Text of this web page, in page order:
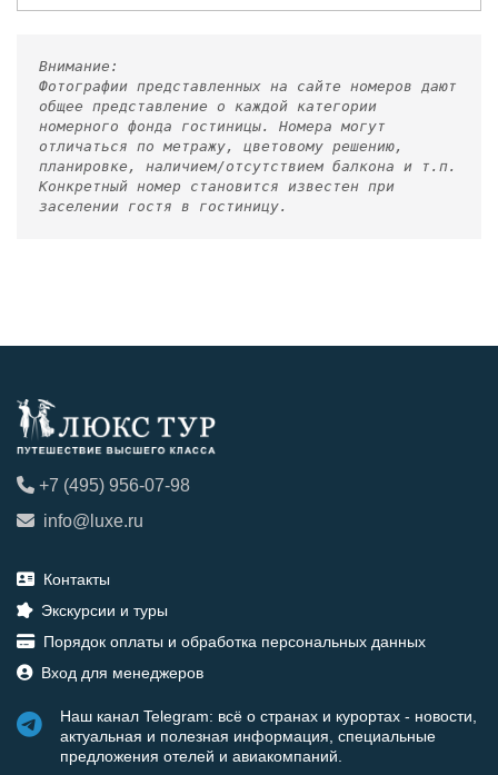
Внимание:
Фотографии представленных на сайте номеров дают
общее представление о каждой категории
номерного фонда гостиницы. Номера могут
отличаться по метражу, цветовому решению,
планировке, наличием/отсутствием балкона и т.п.
Конкретный номер становится известен при
заселении гостя в гостиницу.
+7 (495) 956-07-98
info@luxe.ru
Контакты
Экскурсии и туры
Порядок оплаты и обработка персональных данных
Вход для менеджеров
Наш канал Telegram: всё о странах и курортах - новости,
актуальная и полезная информация, специальные
предложения отелей и авиакомпаний.